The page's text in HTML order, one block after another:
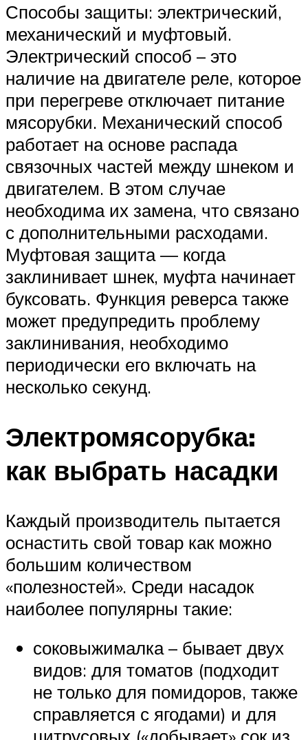
Способы защиты: электрический,
механический и муфтовый.
Электрический способ – это
наличие на двигателе реле, которое
при перегреве отключает питание
мясорубки. Механический способ
работает на основе распада
связочных частей между шнеком и
двигателем. В этом случае
необходима их замена, что связано
с дополнительными расходами.
Муфтовая защита — когда
заклинивает шнек, муфта начинает
буксовать. Функция реверса также
может предупредить проблему
заклинивания, необходимо
периодически его включать на
несколько секунд.
Электромясорубка:
как выбрать насадки
Каждый производитель пытается
оснастить свой товар как можно
большим количеством
«полезностей». Среди насадок
наиболее популярны такие:
соковыжималка – бывает двух
видов: для томатов (подходит
не только для помидоров, также
справляется с ягодами) и для